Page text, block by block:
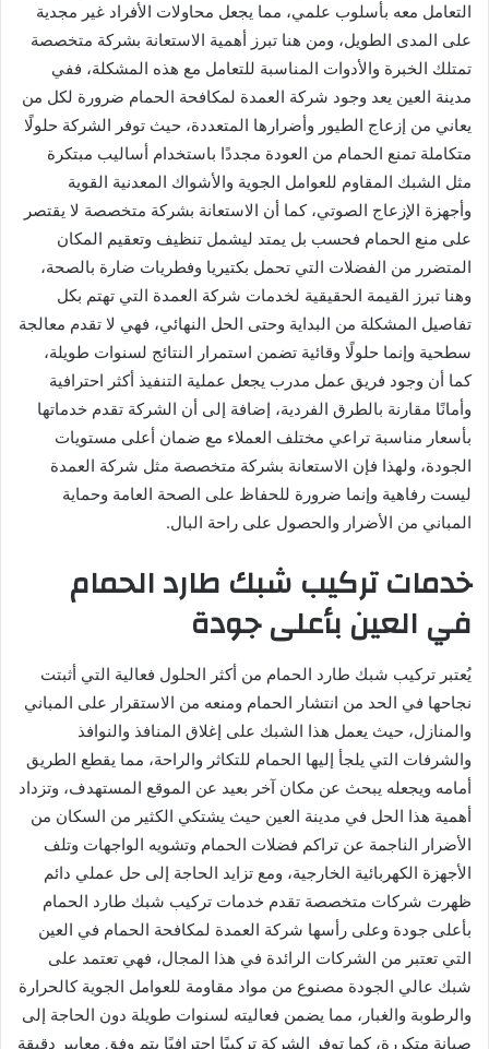
التعامل معه بأسلوب علمي، مما يجعل محاولات الأفراد غير مجدية
على المدى الطويل، ومن هنا تبرز أهمية الاستعانة بشركة متخصصة
تمتلك الخبرة والأدوات المناسبة للتعامل مع هذه المشكلة، ففي
مدينة العين يعد وجود شركة العمدة لمكافحة الحمام ضرورة لكل من
يعاني من إزعاج الطيور وأضرارها المتعددة، حيث توفر الشركة حلولًا
متكاملة تمنع الحمام من العودة مجددًا باستخدام أساليب مبتكرة
مثل الشبك المقاوم للعوامل الجوية والأشواك المعدنية القوية
وأجهزة الإزعاج الصوتي، كما أن الاستعانة بشركة متخصصة لا يقتصر
على منع الحمام فحسب بل يمتد ليشمل تنظيف وتعقيم المكان
المتضرر من الفضلات التي تحمل بكتيريا وفطريات ضارة بالصحة،
وهنا تبرز القيمة الحقيقية لخدمات شركة العمدة التي تهتم بكل
تفاصيل المشكلة من البداية وحتى الحل النهائي، فهي لا تقدم معالجة
سطحية وإنما حلولًا وقائية تضمن استمرار النتائج لسنوات طويلة،
كما أن وجود فريق عمل مدرب يجعل عملية التنفيذ أكثر احترافية
وأمانًا مقارنة بالطرق الفردية، إضافة إلى أن الشركة تقدم خدماتها
بأسعار مناسبة تراعي مختلف العملاء مع ضمان أعلى مستويات
الجودة، ولهذا فإن الاستعانة بشركة متخصصة مثل شركة العمدة
ليست رفاهية وإنما ضرورة للحفاظ على الصحة العامة وحماية
المباني من الأضرار والحصول على راحة البال.
خدمات تركيب شبك طارد الحمام
في العين بأعلى جودة
يُعتبر تركيب شبك طارد الحمام من أكثر الحلول فعالية التي أثبتت
نجاحها في الحد من انتشار الحمام ومنعه من الاستقرار على المباني
والمنازل، حيث يعمل هذا الشبك على إغلاق المنافذ والنوافذ
والشرفات التي يلجأ إليها الحمام للتكاثر والراحة، مما يقطع الطريق
أمامه ويجعله يبحث عن مكان آخر بعيد عن الموقع المستهدف، وتزداد
أهمية هذا الحل في مدينة العين حيث يشتكي الكثير من السكان من
الأضرار الناجمة عن تراكم فضلات الحمام وتشويه الواجهات وتلف
الأجهزة الكهربائية الخارجية، ومع تزايد الحاجة إلى حل عملي دائم
ظهرت شركات متخصصة تقدم خدمات تركيب شبك طارد الحمام
بأعلى جودة وعلى رأسها شركة العمدة لمكافحة الحمام في العين
التي تعتبر من الشركات الرائدة في هذا المجال، فهي تعتمد على
شبك عالي الجودة مصنوع من مواد مقاومة للعوامل الجوية كالحرارة
والرطوبة والغبار، مما يضمن فعاليته لسنوات طويلة دون الحاجة إلى
صيانة متكررة، كما توفر الشركة تركيبًا احترافيًا يتم وفق معايير دقيقة